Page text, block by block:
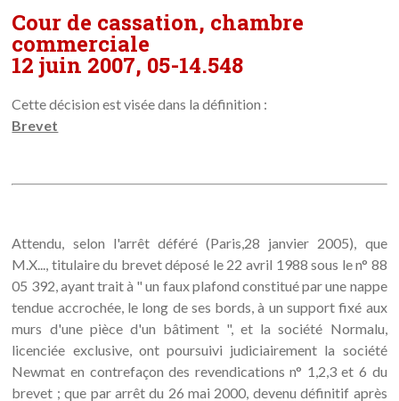
Cour de cassation, chambre
commerciale
12 juin 2007, 05-14.548
Cette décision est visée dans la définition :
Brevet
Attendu, selon l'arrêt déféré (Paris,28 janvier 2005), que
M.X..., titulaire du brevet déposé le 22 avril 1988 sous le n° 88
05 392, ayant trait à " un faux plafond constitué par une nappe
tendue accrochée, le long de ses bords, à un support fixé aux
murs d'une pièce d'un bâtiment ", et la société Normalu,
licenciée exclusive, ont poursuivi judiciairement la société
Newmat en contrefaçon des revendications n° 1,2,3 et 6 du
brevet ; que par arrêt du 26 mai 2000, devenu définitif après